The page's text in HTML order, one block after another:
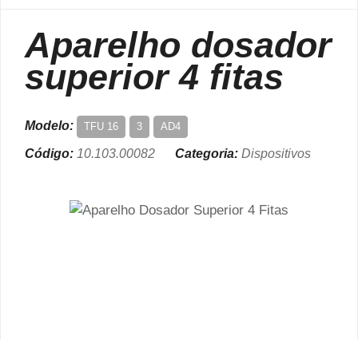
aparelho dosador
superior 4 fitas
Modelo: TFU 16 3 AD4
Código: 10.103.00082 Categoria: Dispositivos